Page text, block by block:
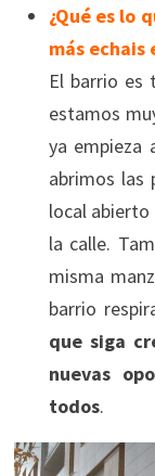
¿Qué es lo
más echais
El barrio es
estamos
ya empieza
abrimos las
local abierto
la calle.
misma
barrio
que siga
nuevas
todos.